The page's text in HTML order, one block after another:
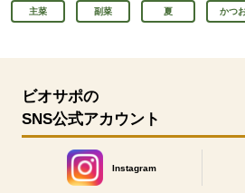
主菜 副菜 夏 かつ
ビオサポの
SNS公式アカウント
Instagram
別のウィンドウで開きます。